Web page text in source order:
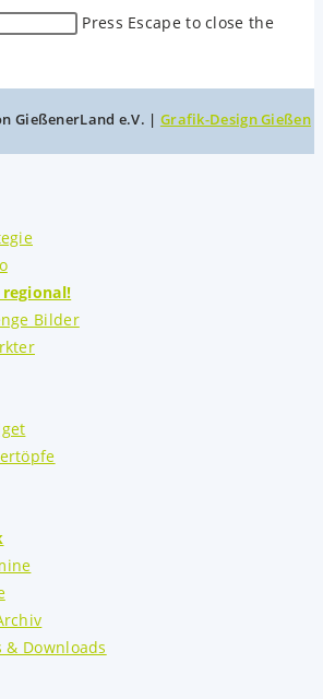
Press Escape to close the
GießenerLand e.V. | Grafik-Design Gießen
Bilder
Downloads